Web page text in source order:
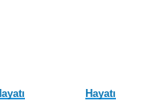
Hayatı